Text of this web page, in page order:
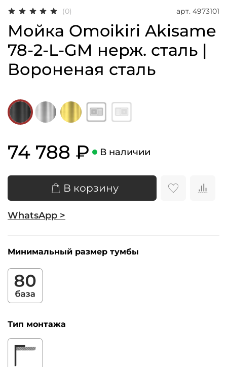
(0) арт. 4973101
Мойка Omoikiri Akisame
78-2-L-GM нерж. сталь |
Вороненая сталь
74 788 ₽ В наличии
В корзину
WhatsApp >
Минимальный размер тумбы
Тип монтажа